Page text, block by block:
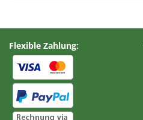
Flexible Zahlung: